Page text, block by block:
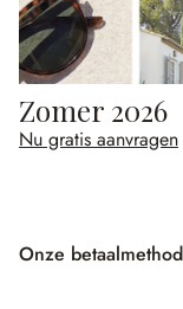
Zomer 2026
Nu gratis aanvragen
Onze